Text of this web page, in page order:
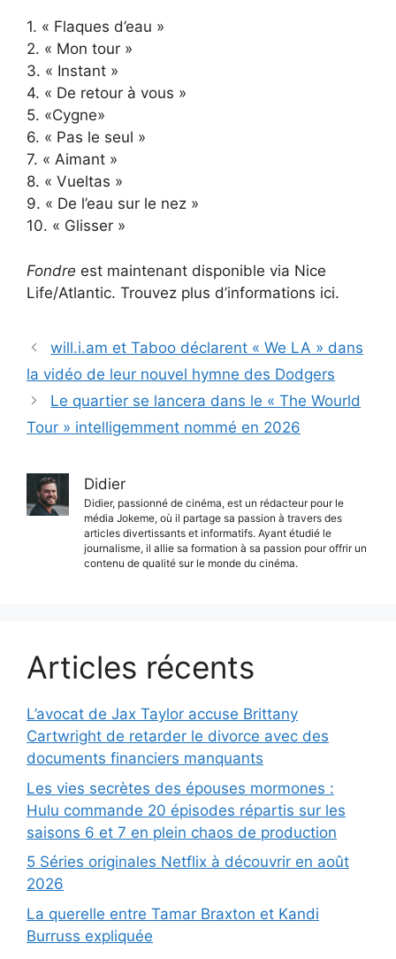
1. « Flaques d’eau »
2. « Mon tour »
3. « Instant »
4. « De retour à vous »
5. «Cygne»
6. « Pas le seul »
7. « Aimant »
8. « Vueltas »
9. « De l’eau sur le nez »
10. « Glisser »
Fondre est maintenant disponible via Nice
Life/Atlantic. Trouvez plus d’informations ici.
will.i.am et Taboo déclarent « We LA » dans
la vidéo de leur nouvel hymne des Dodgers
Le quartier se lancera dans le « The Wourld
Tour » intelligemment nommé en 2026
Didier
Didier, passionné de cinéma, est un rédacteur pour le
média Jokeme, où il partage sa passion à travers des
articles divertissants et informatifs. Ayant étudié le
journalisme, il allie sa formation à sa passion pour offrir un
contenu de qualité sur le monde du cinéma.
Articles récents
L’avocat de Jax Taylor accuse Brittany
Cartwright de retarder le divorce avec des
documents financiers manquants
Les vies secrètes des épouses mormones :
Hulu commande 20 épisodes répartis sur les
saisons 6 et 7 en plein chaos de production
5 Séries originales Netflix à découvrir en août
2026
La querelle entre Tamar Braxton et Kandi
Burruss expliquée